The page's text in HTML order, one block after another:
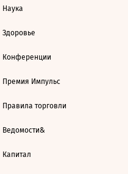
Наука
Здоровье
Конференции
Премия Импульс
Правила торговли
Ведомости&
Капитал